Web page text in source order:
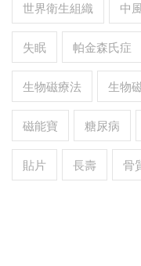
世界衛生組織 中
失眠 帕金森氏症
生物磁療法 生物
磁能寶 糖尿病
貼片 長壽 骨